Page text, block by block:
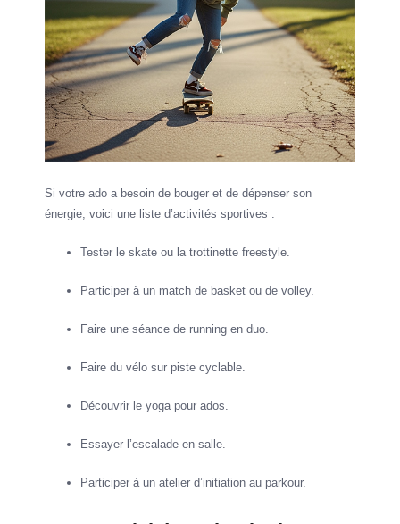
Si votre ado a besoin de bouger et de dépenser son
énergie, voici une liste d’activités sportives :
Tester le skate ou la trottinette freestyle.
Participer à un match de basket ou de volley.
Faire une séance de running en duo.
Faire du vélo sur piste cyclable.
Découvrir le yoga pour ados.
Essayer l’escalade en salle.
Participer à un atelier d’initiation au parkour.